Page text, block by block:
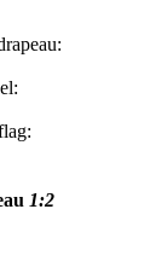
1:2